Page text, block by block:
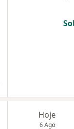
Hoje
6 Ago